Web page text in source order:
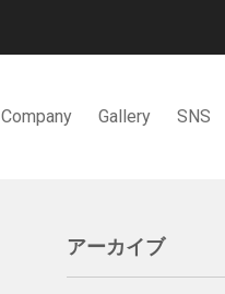
Company Gallery SNS
アーカイブ